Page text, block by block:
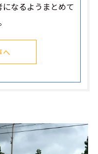
なるようまとめて
へ